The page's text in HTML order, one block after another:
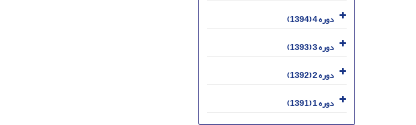
دوره 4 (1394)
دوره 3 (1393)
دوره 2 (1392)
دوره 1 (1391)